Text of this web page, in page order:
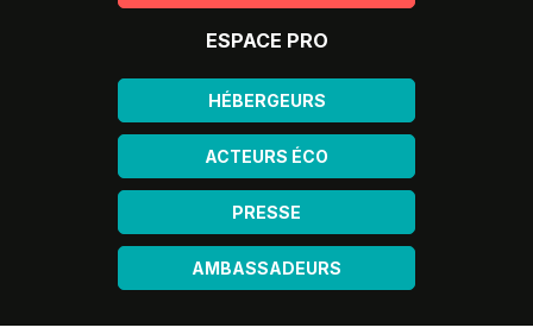
ESPACE PRO
HÉBERGEURS
ACTEURS ÉCO
PRESSE
AMBASSADEURS